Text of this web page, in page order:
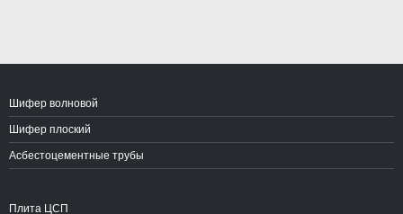
Шифер волновой
Шифер плоский
Асбестоцементные трубы
Плита ЦСП